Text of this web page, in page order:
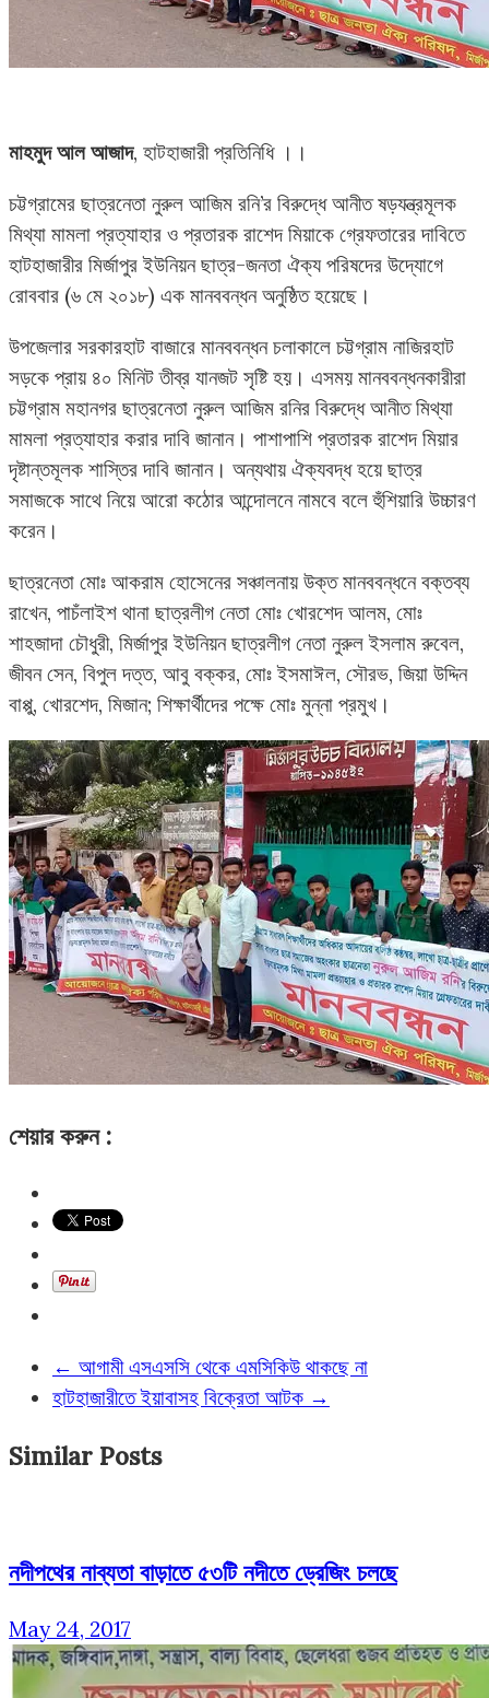
মাহমুদ আল আজাদ, হাটহাজারী প্রতিনিধি ।।
চট্টগ্রামের ছাত্রনেতা নুরুল আজিম রনি’র বিরুদ্ধে আনীত ষড়যন্ত্রমূলক
মিথ্যা মামলা প্রত্যাহার ও প্রতারক রাশেদ মিয়াকে গ্রেফতারের দাবিতে
হাটহাজারীর মির্জাপুর ইউনিয়ন ছাত্র-জনতা ঐক্য পরিষদের উদ্যোগে
রোববার (৬ মে ২০১৮) এক মানববন্ধন অনুষ্ঠিত হয়েছে।
উপজেলার সরকারহাট বাজারে মানববন্ধন চলাকালে চট্টগ্রাম নাজিরহাট
সড়কে প্রায় ৪০ মিনিট তীব্র যানজট সৃষ্টি হয়। এসময় মানববন্ধনকারীরা
চট্টগ্রাম মহানগর ছাত্রনেতা নুরুল আজিম রনির বিরুদ্ধে আনীত মিথ্যা
মামলা প্রত্যাহার করার দাবি জানান। পাশাপাশি প্রতারক রাশেদ মিয়ার
দৃষ্টান্তমূলক শাস্তির দাবি জানান। অন্যথায় ঐক্যবদ্ধ হয়ে ছাত্র
সমাজকে সাথে নিয়ে আরো কঠোর আন্দোলনে নামবে বলে হুঁশিয়ারি উচ্চারণ
করেন।
ছাত্রনেতা মোঃ আকরাম হোসেনের সঞ্চালনায় উক্ত মানববন্ধনে বক্তব্য
রাখেন, পাচঁলাইশ থানা ছাত্রলীগ নেতা মোঃ খোরশেদ আলম, মোঃ
শাহজাদা চৌধুরী, মির্জাপুর ইউনিয়ন ছাত্রলীগ নেতা নুরুল ইসলাম রুবেল,
জীবন সেন, বিপুল দত্ত, আবু বক্কর, মোঃ ইসমাঈল, সৌরভ, জিয়া উদ্দিন
বাপ্পু, খোরশেদ, মিজান; শিক্ষার্থীদের পক্ষে মোঃ মুন্না প্রমুখ।
শেয়ার করুন :
← আগামী এসএসসি থেকে এমসিকিউ থাকছে না
হাটহাজারীতে ইয়াবাসহ বিক্রেতা আটক →
Similar Posts
নদীপথের নাব্যতা বাড়াতে ৫৩টি নদীতে ড্রেজিং চলছে
May 24, 2017